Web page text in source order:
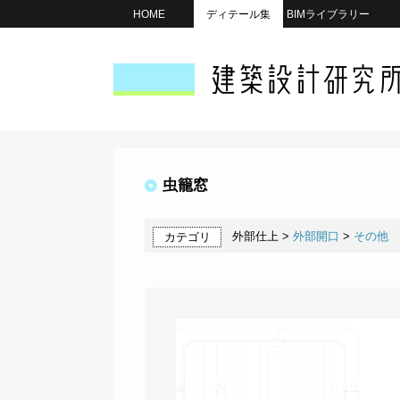
HOME ディテール集 BIMライブラリー
虫籠窓
カテゴリ 外部仕上 >外部開口 > その他